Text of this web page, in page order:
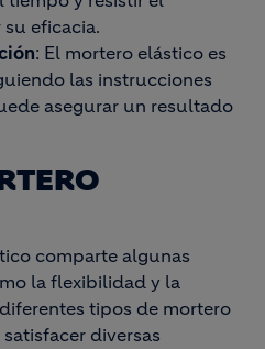
eficacia.
: El mortero elástico es
las instrucciones
asegurar un resultado
comparte algunas
la flexibilidad y la
tipos de mortero
diversas